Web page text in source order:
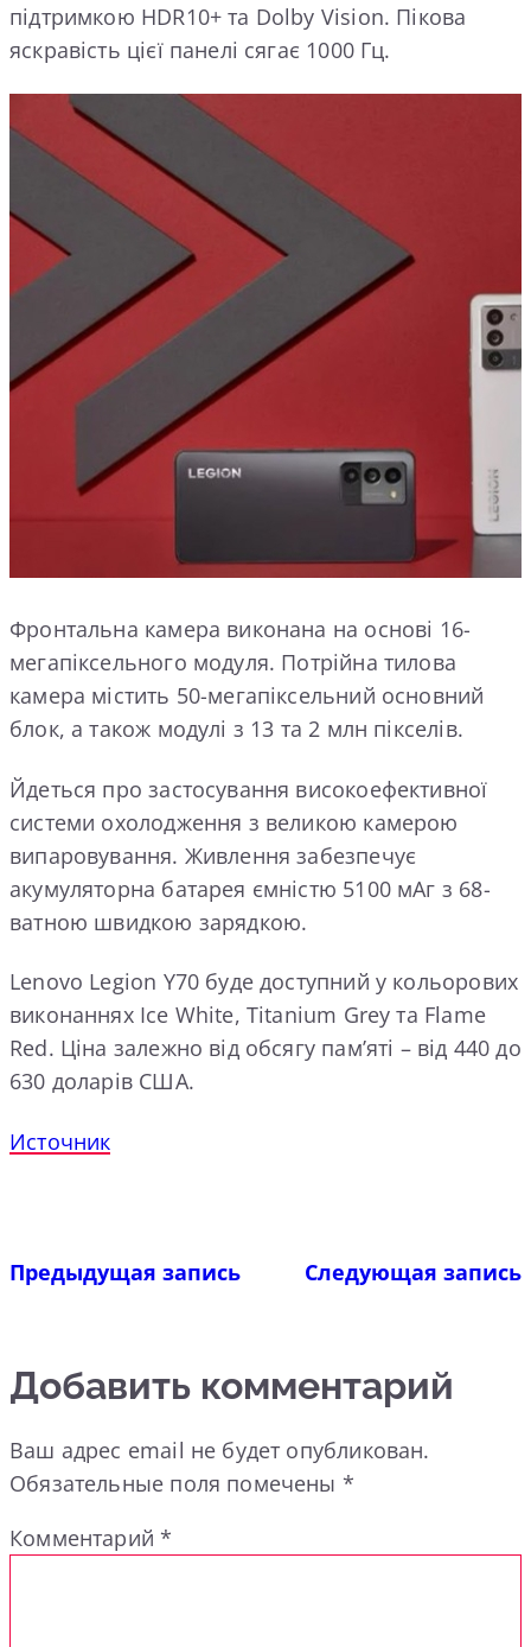
підтримкою HDR10+ та Dolby Vision. Пікова
яскравість цієї панелі сягає 1000 Гц.
Фронтальна камера виконана на основі 16-
мегапіксельного модуля. Потрійна тилова
камера містить 50-мегапіксельний основний
блок, а також модулі з 13 та 2 млн пікселів.
Йдеться про застосування високоефективної
системи охолодження з великою камерою
випаровування. Живлення забезпечує
акумуляторна батарея ємністю 5100 мАг з 68-
ватною швидкою зарядкою.
Lenovo Legion Y70 буде доступний у кольорових
виконаннях Ice White, Titanium Grey та Flame
Red. Ціна залежно від обсягу пам’яті – від 440 до
630 доларів США.
Источник
Предыдущая запись Следующая запись
Добавить комментарий
Ваш адрес email не будет опубликован.
Обязательные поля помечены *
Комментарий*